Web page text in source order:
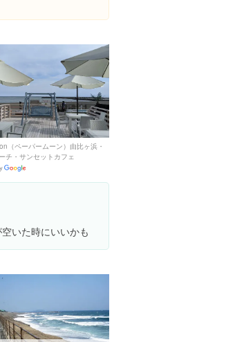
（ペーパームーン）由比ヶ浜・
チ・サンセットカフェ
いた時にいいかも